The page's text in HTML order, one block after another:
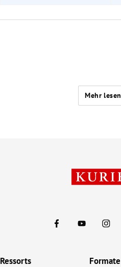
Mehr lesen
Ressorts Formate